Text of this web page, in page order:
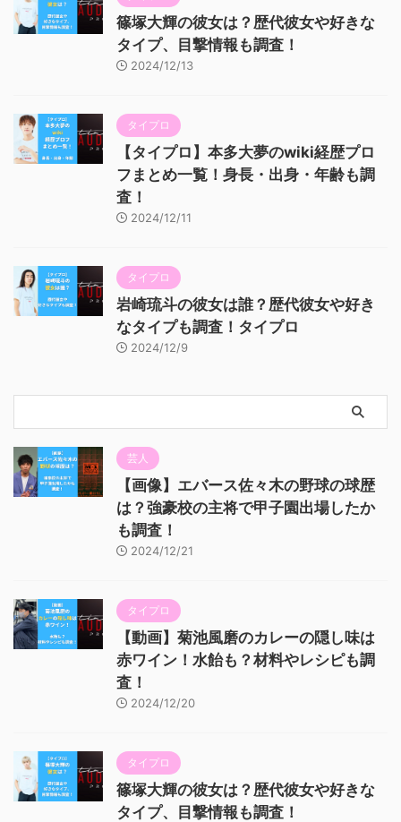
篠塚大輝の彼女は？歴代彼女や好きな
タイプ、目撃情報も調査！
2024/12/13
タイプロ
【タイプロ】本多大夢のwiki経歴プロ
フまとめ一覧！身長・出身・年齢も調
査！
2024/12/11
タイプロ
岩崎琉斗の彼女は誰？歴代彼女や好き
なタイプも調査！タイプロ
2024/12/9
芸人
【画像】エバース佐々木の野球の球歴
は？強豪校の主将で甲子園出場したか
も調査！
2024/12/21
タイプロ
【動画】菊池風磨のカレーの隠し味は
赤ワイン！水飴も？材料やレシピも調
査！
2024/12/20
タイプロ
篠塚大輝の彼女は？歴代彼女や好きな
タイプ、目撃情報も調査！